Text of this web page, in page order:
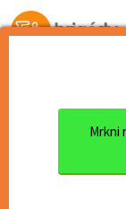
Mrkni
Pardubice